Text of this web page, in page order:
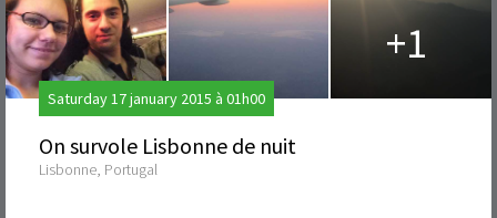
+1
Saturday 17 january 2015 à 01h00
On survole Lisbonne de nuit
Lisbonne, Portugal